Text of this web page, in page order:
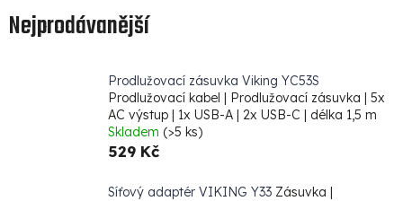
Nejprodávanější
Prodlužovací zásuvka Viking YC53S
Prodlužovací kabel | Prodlužovací zásuvka | 5x
AC výstup | 1x USB-A | 2x USB-C | délka 1,5 m
Skladem (>5 ks)
529 Kč
Síťový adaptér VIKING Y33 Zásuvka |